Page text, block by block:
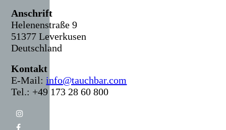
Anschrift
Helenenstraße 9
51377 Leverkusen
Deutschland
Kontakt
E-Mail:info@tauchbar.com
Tel.: +49 173 28 60 800